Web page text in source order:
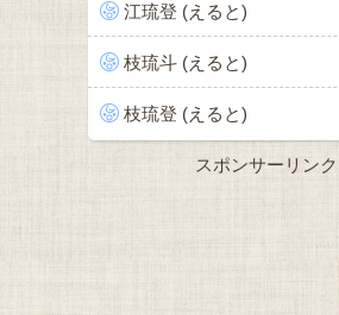
江琉登 (えると)
枝琉斗 (えると)
枝琉登 (えると)
スポンサーリンク